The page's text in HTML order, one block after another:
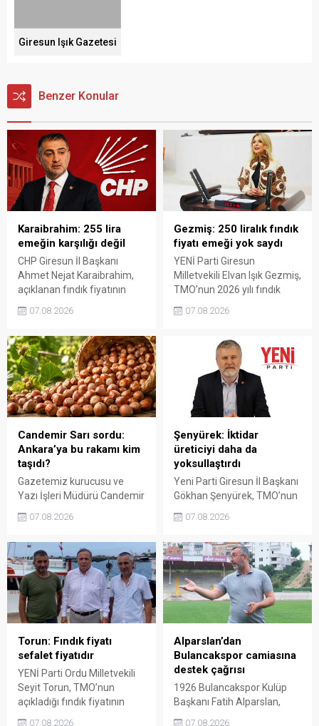
Giresun Işık Gazetesi
Benzer Konular
Karaibrahim: 255 lira
emeğin karşılığı değil
CHP Giresun İl Başkanı
Ahmet Nejat Karaibrahim,
açıklanan fındık fiyatının
artan üretim maliyetleri
karşısında yetersiz kaldığını
emeğinin korunmasını
istedi. Karaibrahim,
sürdürülebilir üretim için
fiyat politikasının yeniden
değerlendirilmesi gerektiğini
söyledi.
07.08.2026
Gezmiş: 250 liralık fındık
fiyatı emeği yok saydı
YENİ Parti Giresun
Milletvekili Elvan Işık Gezmiş,
TMO’nun 2026 yılı fındık
fiyatına sert tepki gösterdi.
Açıklanan rakamın üreticinin
karşılamadığını belirten
Gezmiş, “Üreticiyi yok
sayanı, günü geldiğinde
üretici de yok sayacaktır”
dedi.
07.08.2026
Candemir Sarı sordu:
Ankara’ya bu rakamı kim
taşıdı?
Gazetemiz kurucusu ve
Yazı İşleri Müdürü Candemir
Sarı, fındık fiyatı
tartışmalarını köşesine
300 liraya ulaştığı bir
dönemde Ankara’ya 240
liralık fiyat teklifi
götürüldüğü iddiasını
gündeme getiren Sarı,
Giresun milletvekillerini açık
ve net bir cevap vermeye
çağırdı.
07.08.2026
Şenyürek: İktidar
üreticiyi daha da
yoksullaştırdı
Yeni Parti Giresun İl Başkanı
Gökhan Şenyürek, TMO’nun
Giresun kalite fındık için
açıkladığı 255 liralık fiyatı
nitelendirdi. Artışın yıllık
enflasyonun altında kaldığını
belirten Şenyürek, kararın
üreticiyi değil tekelleri
koruduğunu savundu.
07.08.2026
Torun: Fındık fiyatı
sefalet fiyatıdır
YENİ Parti Ordu Milletvekili
Seyit Torun, TMO’nun
açıkladığı fındık fiyatının
üreticinin maliyetlerini
07.08.2026
Alparslan’dan
Bulancakspor camiasına
destek çağrısı
1926 Bulancakspor Kulüp
Başkanı Fatih Alparslan,
transferden altyapıya,
07.08.2026